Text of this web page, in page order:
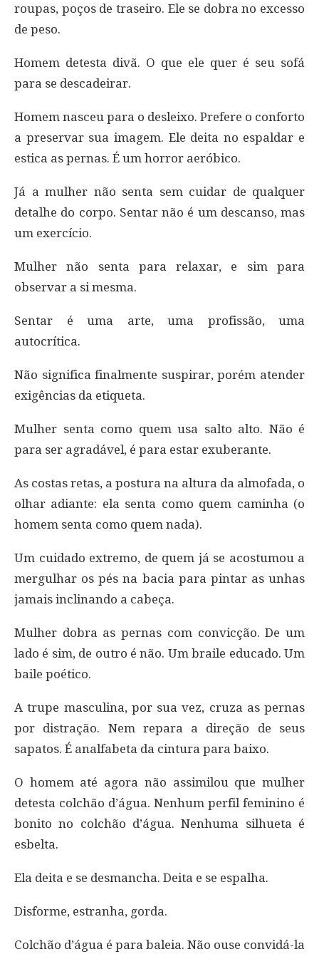
roupas, poços de traseiro. Ele se dobra no excesso
de peso.
Homem detesta divã. O que ele quer é seu sofá
para se descadeirar.
Homem nasceu para o desleixo. Prefere o conforto
a preservar sua imagem. Ele deita no espaldar e
estica as pernas. É um horror aeróbico.
Já a mulher não senta sem cuidar de qualquer
detalhe do corpo. Sentar não é um descanso, mas
um exercício.
Mulher não senta para relaxar, e sim para
observar a si mesma.
Sentar é uma arte, uma profissão, uma
autocrítica.
Não significa finalmente suspirar, porém atender
exigências da etiqueta.
Mulher senta como quem usa salto alto. Não é
para ser agradável, é para estar exuberante.
As costas retas, a postura na altura da almofada, o
olhar adiante: ela senta como quem caminha (o
homem senta como quem nada).
Um cuidado extremo, de quem já se acostumou a
mergulhar os pés na bacia para pintar as unhas
jamais inclinando a cabeça.
Mulher dobra as pernas com convicção. De um
lado é sim, de outro é não. Um braile educado. Um
baile poético.
A trupe masculina, por sua vez, cruza as pernas
por distração. Nem repara a direção de seus
sapatos. É analfabeta da cintura para baixo.
O homem até agora não assimilou que mulher
detesta colchão d’água. Nenhum perfil feminino é
bonito no colchão d’água. Nenhuma silhueta é
esbelta.
Ela deita e se desmancha. Deita e se espalha.
Disforme, estranha, gorda.
Colchão d’água é para baleia. Não ouse convidá-la